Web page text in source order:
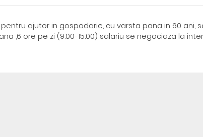
ajutor in gospodarie, cu varsta pana in 60 ani,
,6 ore pe zi (9.00-15.00) salariu se negociaza la